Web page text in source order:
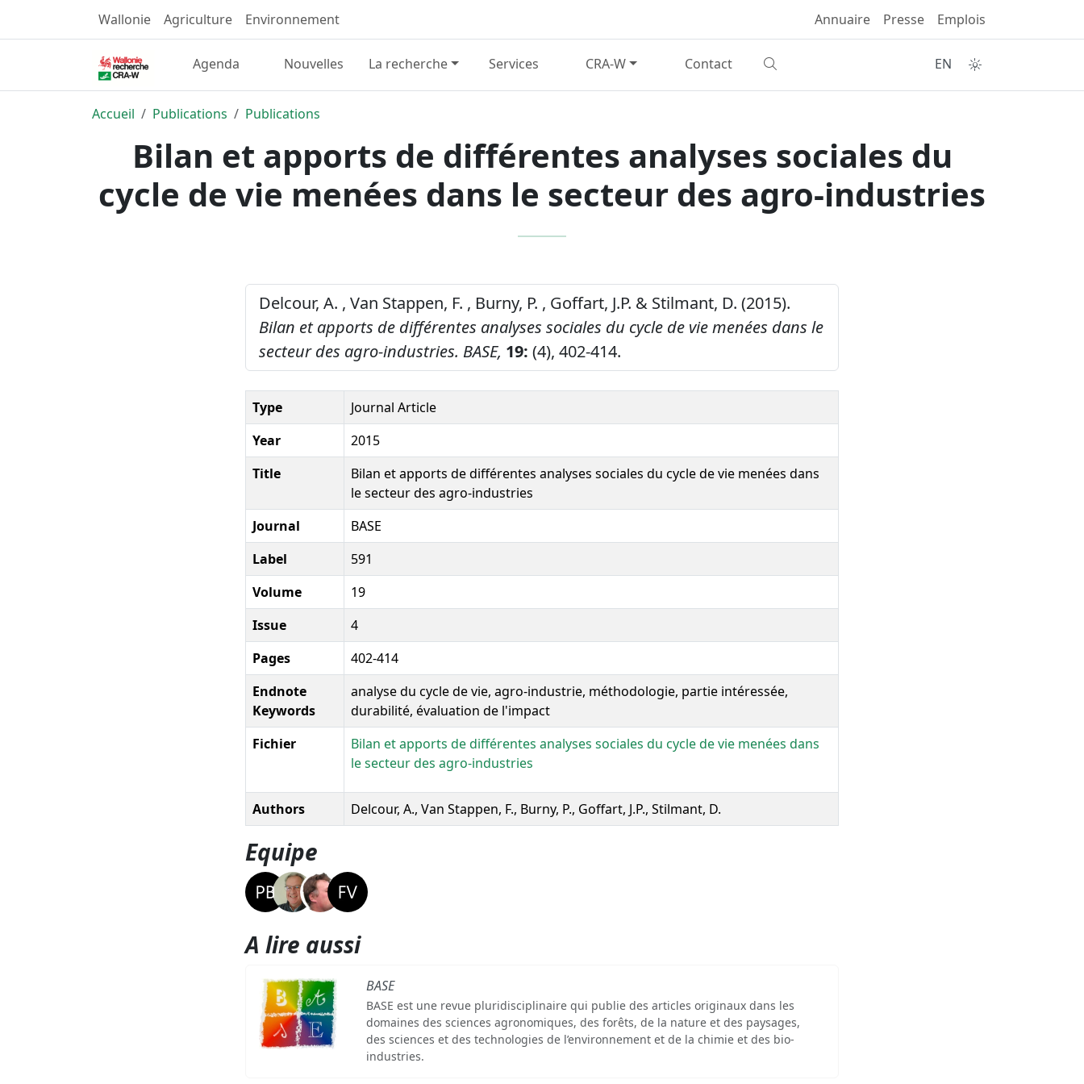
Wallonie Agriculture Environnement Annuaire Presse Emplois
Agenda Nouvelles La recherche Services CRA-W Contact EN
Accueil Publications Publications
Bilan et apports de différentes analyses sociales du
cycle de vie menées dans le secteur des agro-industries
Delcour, A. , Van Stappen, F. , Burny, P. , Goffart, J.P. & Stilmant, D. (2015).
Bilan et apports de différentes analyses sociales du cycle de vie menées dans le
secteur des agro-industries. BASE, 19: (4), 402-414.
Type
Journal Article
Year
2015
Title
Bilan et apports de différentes analyses sociales du cycle de vie menées dans
le secteur des agro-industries
Journal
BASE
Label
591
Volume
19
Issue
4
Pages
402-414
Endnote
Keywords
analyse du cycle de vie, agro-industrie, méthodologie, partie intéressée,
durabilité, évaluation de l'impact
Fichier
Bilan et apports de différentes analyses sociales du cycle de vie menées dans
le secteur des agro-industries
Authors Delcour, A., Van Stappen, F., Burny, P., Goffart, J.P., Stilmant, D.
Equipe
A lire aussi
BASE
BASE est une revue pluridisciplinaire qui publie des articles originaux dans les
domaines des sciences agronomiques, des forêts, de la nature et des paysages,
des sciences et des technologies de l’environnement et de la chimie et des bio-
industries.